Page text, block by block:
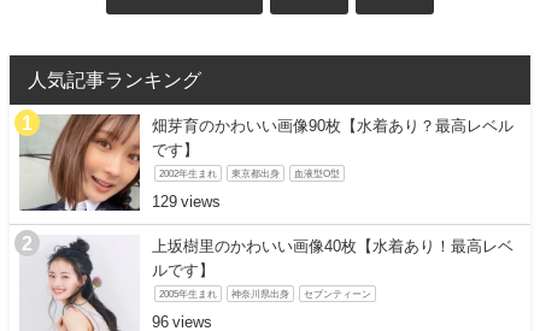
人気記事ランキング
畑芽育のかわいい画像90枚【水着あり？最高レベル
です】
2002年生まれ 東京都出身 血液型O型
129
上坂樹里のかわいい画像40枚【水着あり！最高レベ
ルです】
2005年生まれ 神奈川県出身 セブンティーン
96